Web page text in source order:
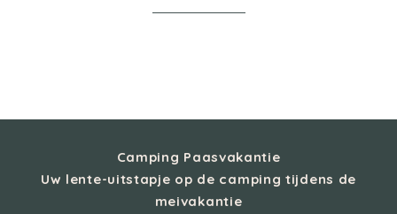
Camping Paasvakantie
Uw lente-uitstapje op de camping tijdens de
meivakantie